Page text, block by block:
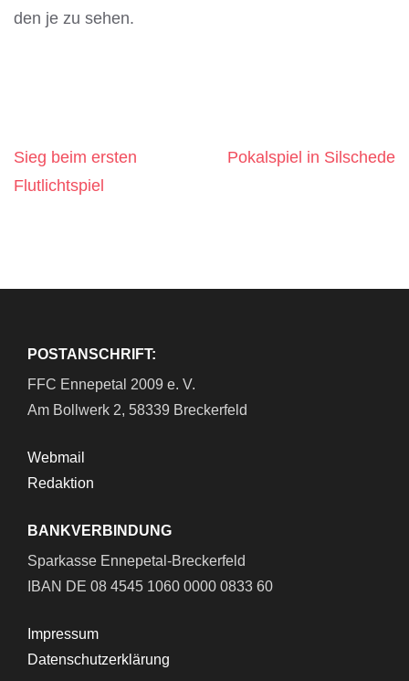
den je zu sehen.
Beitragsnavigation
Sieg beim ersten
Flutlichtspiel
Pokalspiel in Silschede
POSTANSCHRIFT:
FFC Ennepetal 2009 e. V.
Am Bollwerk 2, 58339 Breckerfeld
Webmail
Redaktion
BANKVERBINDUNG
Sparkasse Ennepetal-Breckerfeld
IBAN DE 08 4545 1060 0000 0833 60
Impressum
Datenschutzerklärung